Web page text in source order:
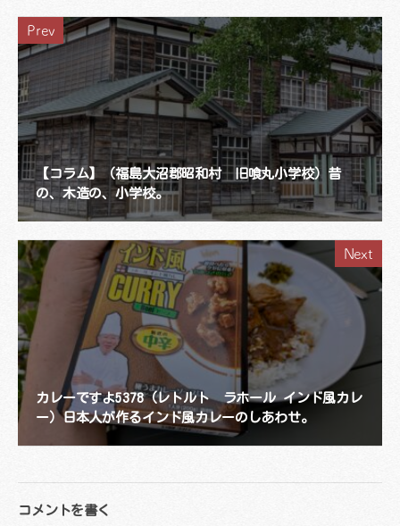
Prev
【コラム】（福島大沼郡昭和村 旧喰丸小学校）昔
の、木造の、小学校。
Next
カレーですよ5378（レトルト ラホール インド風カレ
ー）日本人が作るインド風カレーのしあわせ。
コメントを書く